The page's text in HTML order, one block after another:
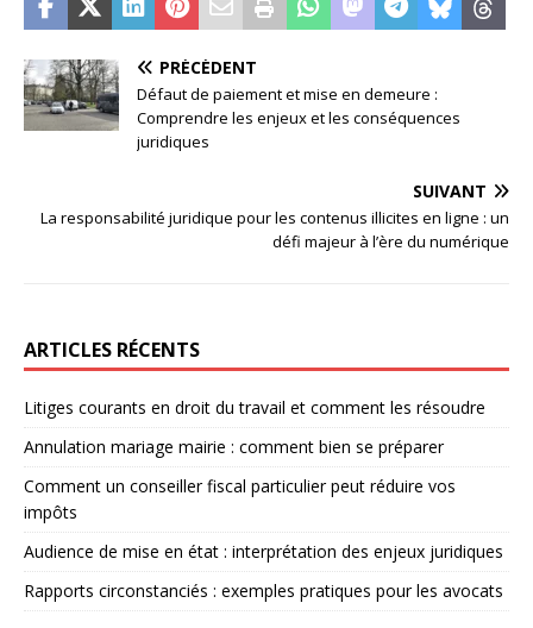
PRÉCÉDENT
Défaut de paiement et mise en demeure :
Comprendre les enjeux et les conséquences
juridiques
SUIVANT
La responsabilité juridique pour les contenus illicites en ligne : un
défi majeur à l’ère du numérique
ARTICLES RÉCENTS
Litiges courants en droit du travail et comment les résoudre
Annulation mariage mairie : comment bien se préparer
Comment un conseiller fiscal particulier peut réduire vos
impôts
Audience de mise en état : interprétation des enjeux juridiques
Rapports circonstanciés : exemples pratiques pour les avocats